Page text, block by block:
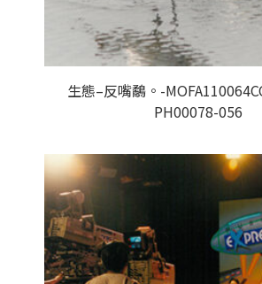
生態–反嘴鷸。-
PH00078-056